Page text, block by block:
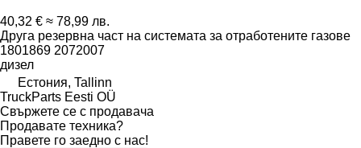
40,32 € ≈ 78,99 лв.
Друга резервна част на системата за отработените газове
1801869 2072007
дизел
Естония, Tallinn
TruckParts Eesti OÜ
Свържете се с продавача
Продавате техника?
Правете го заедно с нас!